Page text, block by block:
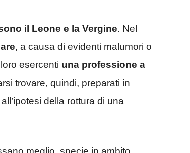
il Leone e la Vergine. Nel
, a causa di evidenti malumori o
esercenti una professione a
trovare, quindi, preparati in
della rottura di una